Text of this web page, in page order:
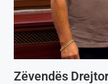
Zëvendës